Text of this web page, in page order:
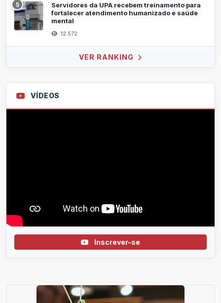
5
Servidores da UPA recebem treinamento para
fortalecer atendimento humanizado e saúde
mental
12.572
VER RANKING
VÍDEOS
Inscrever-se